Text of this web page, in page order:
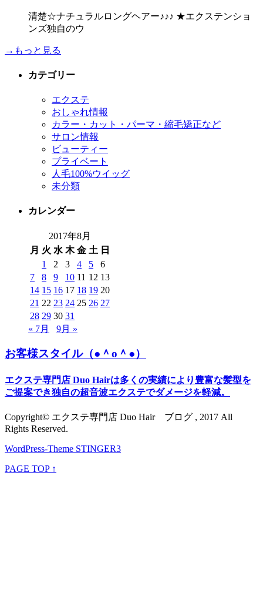
清楚☆ナチュラルロングヘアー♪♪♪ ★エクステンショ
ンズ独自のウ
→もっと見る
カテゴリー
エクステ
おしゃれ情報
カラー・カット・パーマ・縮毛矯正など
サロン情報
ビューティー
プライベート
人毛100%ウイッグ
未分類
カレンダー
2017年8月
月 火 水 木 金 土 日
1
2 3 4 5
6
7
8 9 10 11 12 13
14 15 16 17 18 19 20
21 22 23 24 25 26 27
28 29 30 31
« 7月
9月 »
お客様スタイル（●＾o＾●）
エクステ専門店 Duo Hairは多くの実績により豊富な髪型を
ご提案でき独自の超音波エクステでダメージを軽減。
Copyright© エクステ専門店 Duo Hair ブログ , 2017 All
Rights Reserved.
WordPress-Theme STINGER3
PAGE TOP ↑